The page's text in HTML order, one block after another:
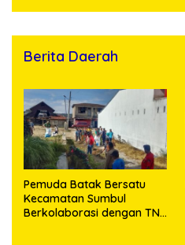
Berita Daerah
Pemuda Batak Bersatu
Kecamatan Sumbul
Berkolaborasi dengan TNI